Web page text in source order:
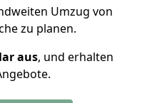
Umzug von
zu planen.
aus, und erhalten